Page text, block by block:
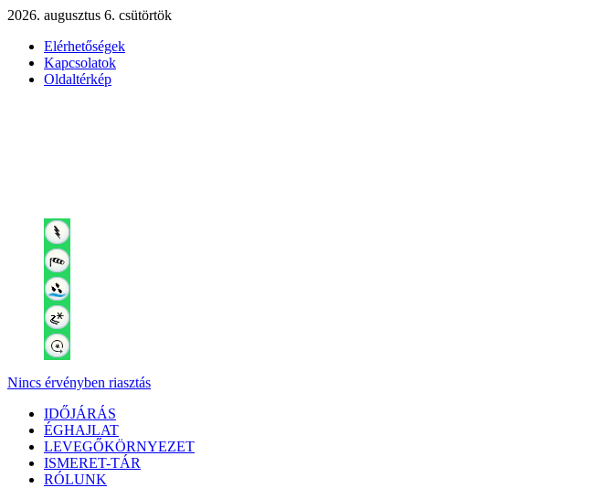
2026. augusztus 6. csütörtök
Elérhetőségek
Kapcsolatok
Oldaltérkép
Nincs érvényben riasztás
IDŐJÁRÁS
ÉGHAJLAT
LEVEGŐKÖRNYEZET
ISMERET-TÁR
RÓLUNK